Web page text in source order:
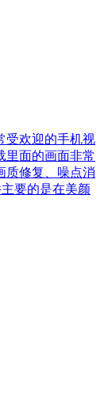
受欢迎的手机视
里面的画面非常
质修复、噪点消
要的是在美颜